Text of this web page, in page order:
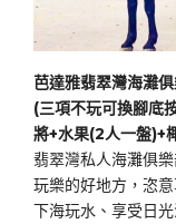
芭達雅翡翠灣海灘
(三項不玩可換腳底
將+水果(2人一盤)+
翡翠灣私人海灘俱
玩樂的好地方，恣
下海玩水、享受日